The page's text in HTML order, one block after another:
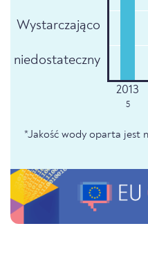
Wystarczająco
niedostateczny
5
*Jakość wody oparta jest